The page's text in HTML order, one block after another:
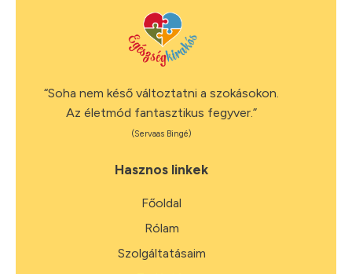
“Soha nem késő változtatni a szokásokon.
Az életmód fantasztikus fegyver.”
(Servaas Bingé)
Hasznos linkek
Főoldal
Rólam
Szolgáltatásaim